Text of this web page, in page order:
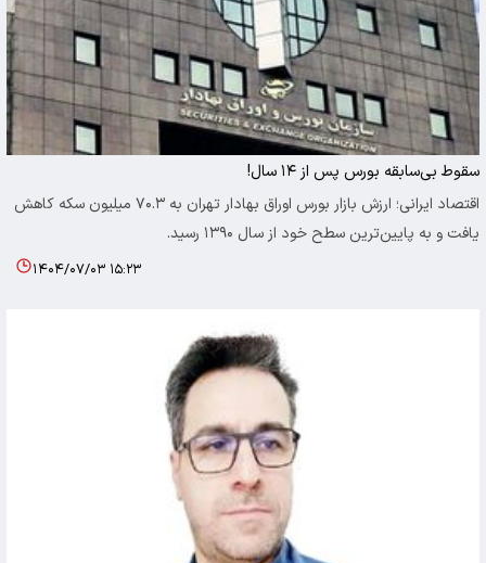
سقوط بی‌سابقه بورس پس از ۱۴ سال!
اقتصاد ایرانی؛ ارزش بازار بورس اوراق بهادار تهران به ۷۰.۳ میلیون سکه کاهش
یافت و به پایین‌ترین سطح خود از سال ۱۳۹۰ رسید.
۱۴۰۴/۰۷/۰۳ ۱۵:۲۳